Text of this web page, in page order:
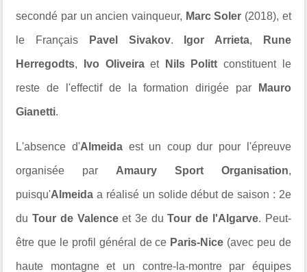
secondé par un ancien vainqueur, Marc Soler (2018), et
le Français Pavel Sivakov. Igor Arrieta, Rune
Herregodts, Ivo Oliveiraet Nils Politt constituent le
reste de l'effectif de la formation dirigée par Mauro
Gianetti.
L'absence d'Almeida est un coup dur pour l'épreuve
organisée par Amaury Sport Organisation,
puisqu'Almeida a réalisé un solide début de saison : 2e
duTour de Valenceet 3e duTour de l'Algarve. Peut-
être que le profil général de ce Paris-Nice (avec peu de
haute montagne et un contre-la-montre par équipes